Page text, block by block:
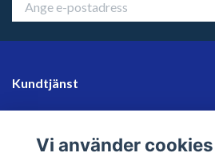
Kundtjänst
Vi använder cookies